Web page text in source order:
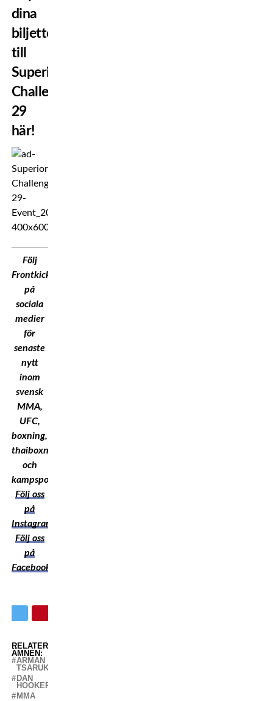
dina
biljetter
till
Superior
Challenge
29
här!
Följ
Frontkick.Online
på
sociala
medier
för
senaste
nytt
inom
svensk
MMA,
UFC,
boxning,
thaiboxning
och
kampsport!
Följ oss
på
Instagram
Följ oss
på
Facebook
RELATERADE
ÄMNEN:
ARMAN
TSARUKYAN
DAN
HOOKER
MMA